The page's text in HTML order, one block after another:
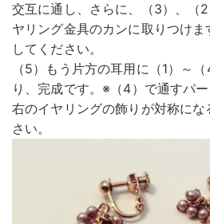
交互に通し、さらに、（3）、（
ヤリング金具のカンに取りつけ
してください。
（5）もう片方の耳用に（1）～
り、完成です。※（4）で通すパ
右のイヤリングの飾りが対称に
さい。